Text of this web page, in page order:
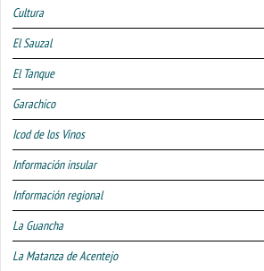
Cultura
El Sauzal
El Tanque
Garachico
Icod de los Vinos
Información insular
Información regional
La Guancha
La Matanza de Acentejo